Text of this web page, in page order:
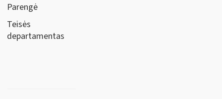
Parengė
Teisės
departamentas